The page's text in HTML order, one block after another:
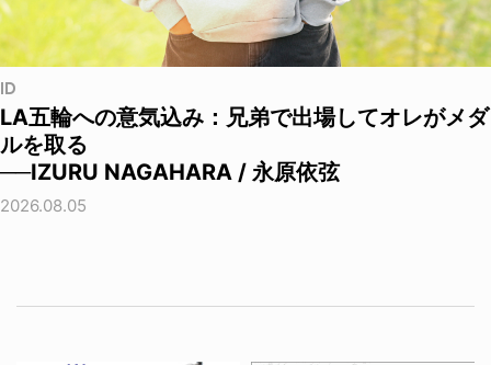
ID
LA五輪への意気込み：兄弟で出場してオレがメダ
ルを取る
──IZURU NAGAHARA / 永原依弦
2026.08.05